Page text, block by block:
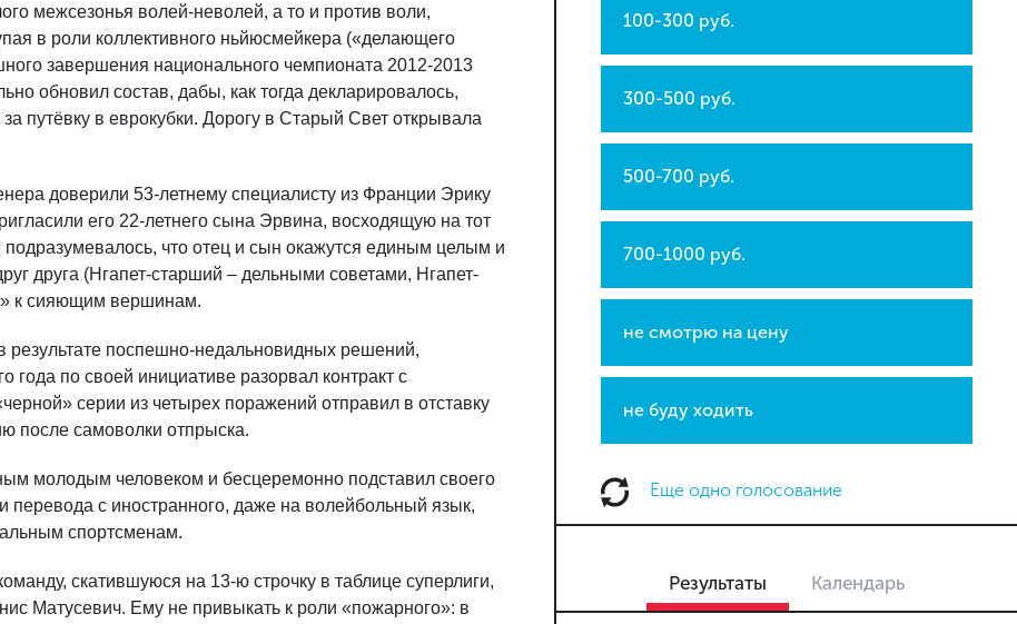
межсезонья волей-неволей, а то и против воли,
в роли коллективного ньйюсмейкера («делающего
завершения национального чемпионата 2012-2013
обновил состав, дабы, как тогда декларировалось,
путёвку в еврокубки. Дорогу в Старый Свет открывала
доверили 53-летнему специалисту из Франции Эрику
его 22-летнего сына Эрвина, восходящую на тот
что отец и сын окажутся единым целым и
друга (Нгапет-старший – дельными советами, Нгапет-
к сияющим вершинам.
результате поспешно-недальновидных решений,
года по своей инициативе разорвал контракт с
серии из четырех поражений отправил в отставку
после самоволки отпрыска.
молодым человеком и бесцеремонно подставил своего
перевода с иностранного, даже на волейбольный язык,
спортсменам.
скатившуюся на 13-ю строчку в таблице суперлиги,
Матусевич. Ему не привыкать к роли «пожарного»: в
100-300 руб.
300-500 руб.
500-700 руб.
700-1000 руб.
не смотрю на цену
не буду ходить
Еще одно голосование
Результаты Календарь